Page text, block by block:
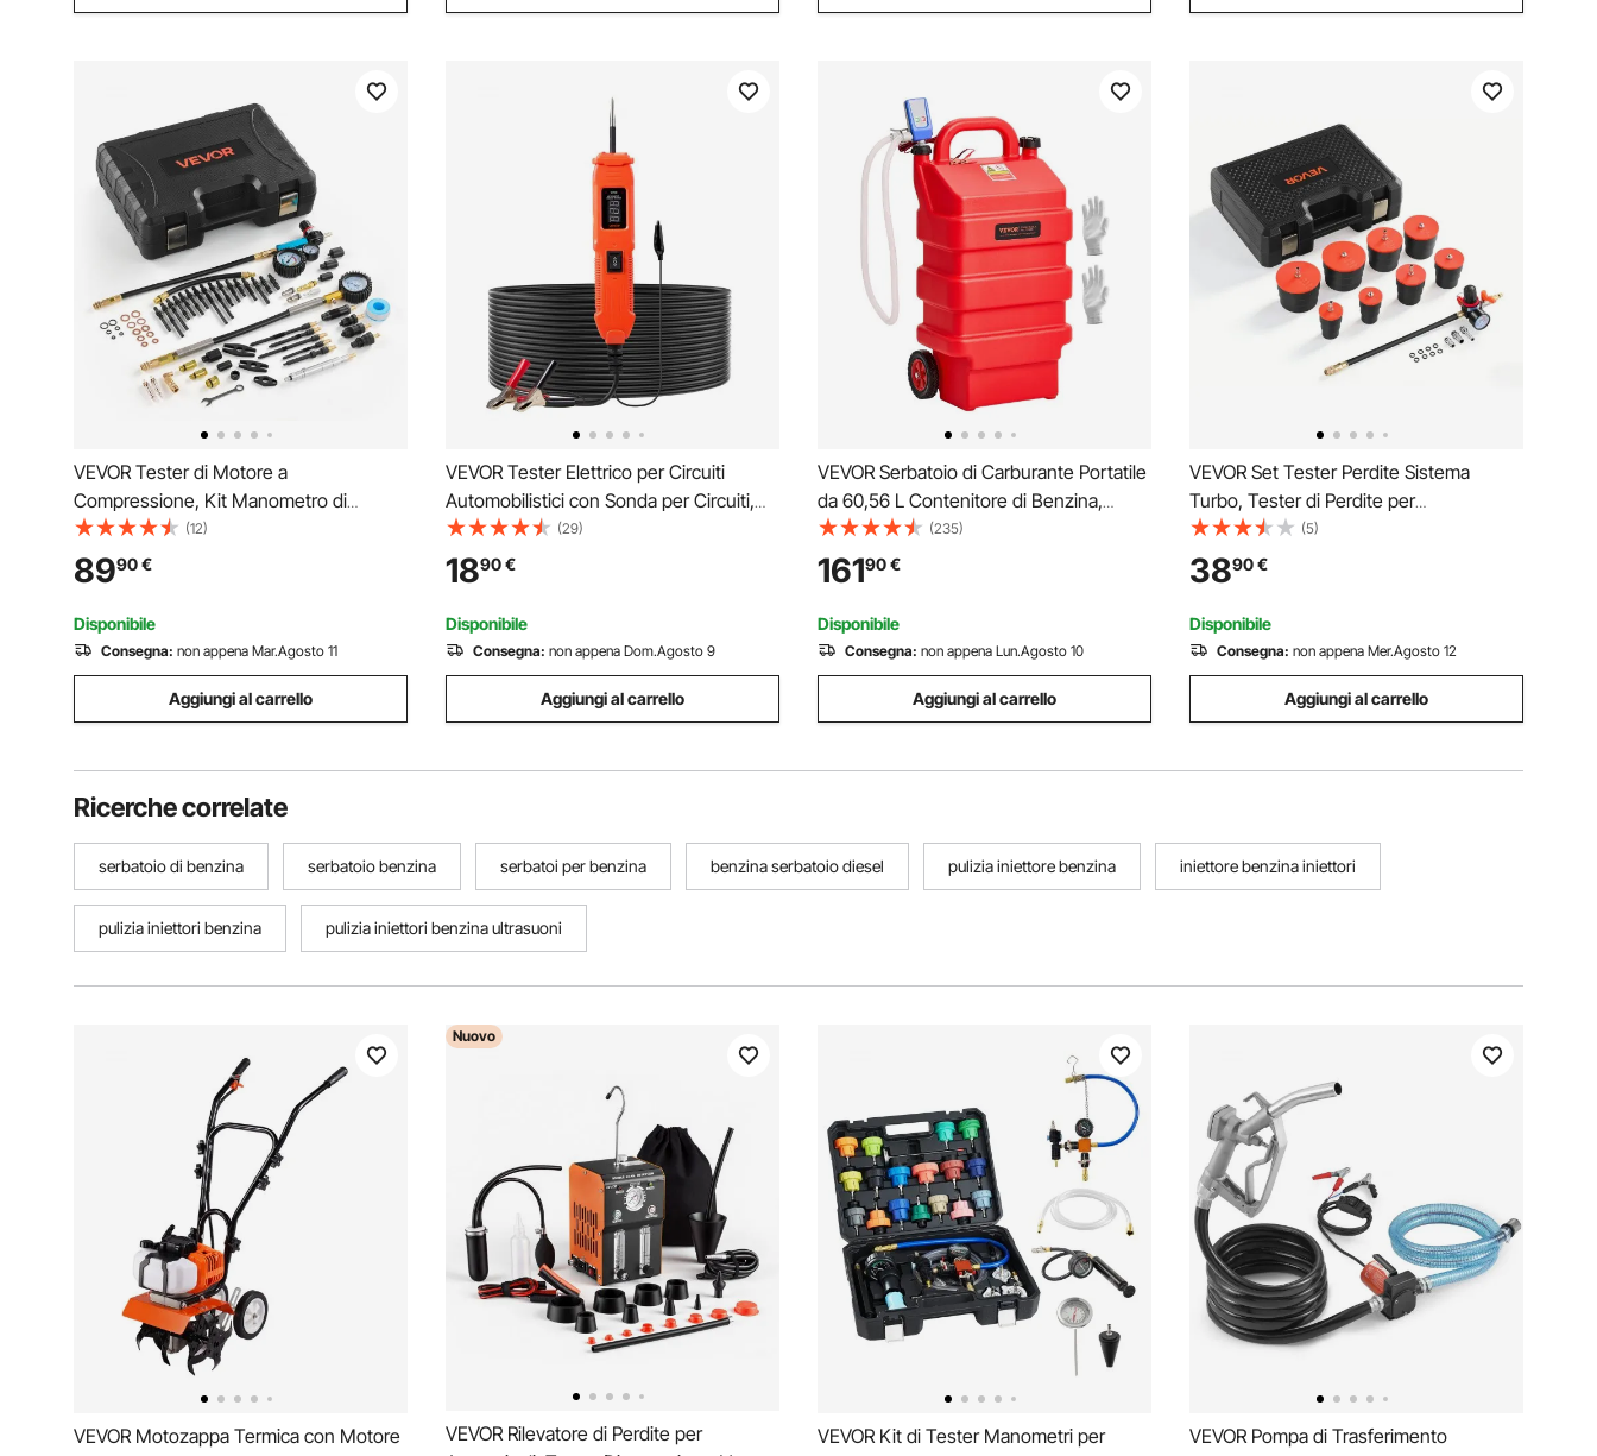
VEVOR Tester di Motore a
Compressione, Kit Manometro di
Compressione Intervallo 0-48,3 Bar con
Manometro di Tenuta 0-6,9 Bar per
Controllo di Pressione Perdite Auto
Moto con 4 Adattatori Custodia
(12)
8990€
Disponibile
Consegna: non appena Mar.Agosto 11
Aggiungi al carrello
VEVOR Tester Elettrico per Circuiti
Automobilistici con Sonda per Circuiti,
Schermo LED, Illuminazione, Tester di
Tensione DC 6-36V con Cavo da 4 m,
Penna Rilevatore Elettrico per Veicoli da
Officina
(29)
1890€
Disponibile
Consegna: non appena Dom.Agosto 9
Aggiungi al carrello
VEVOR Serbatoio di Carburante Portatile
da 60,56 L Contenitore di Benzina,
Pompa di Trasferimento del Carburante
Elettrica 12 V CC 11,36 L/min Tubo di
Mandata da 1,21 m per Diesel Benzina,
Rosso
(235)
16190€
Disponibile
Consegna: non appena Lun.Agosto 10
Aggiungi al carrello
VEVOR Set Tester Perdite Sistema
Turbo, Tester di Perdite per
Turbocompressore per Veicoli, Kit
Utensili Ispezione Tenuta di Pressione
Sistema Turbo Manometro Valvola 0-5,5
Bar, 4 Adattatori in Nylon
(5)
3890€
Disponibile
Consegna: non appena Mer.Agosto 12
Aggiungi al carrello
Ricerche correlate
serbatoio di benzina serbatoio benzina serbatoi per benzina benzina serbatoio diesel pulizia iniettore benzina iniettore benzina iniettori
pulizia iniettori benzina pulizia iniettori benzina ultrasuoni
VEVOR Motozappa Termica con Motore
Nuovo
VEVOR Rilevatore di Perdite per
VEVOR Kit di Tester Manometri per
VEVOR Pompa di Trasferimento